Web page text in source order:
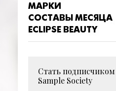
МАРКИ
СОСТАВЫ МЕСЯЦА
ECLIPSE BEAUTY
Стать подписчиком
Sample Society